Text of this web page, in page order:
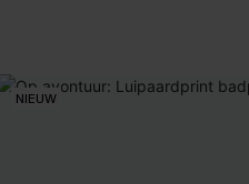
NIEUW